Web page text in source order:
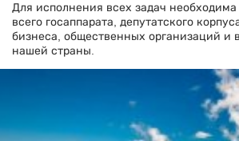
Для исполнения всех задач
всего госаппарата, депутатского
бизнеса, общественных организаций и
нашей страны.